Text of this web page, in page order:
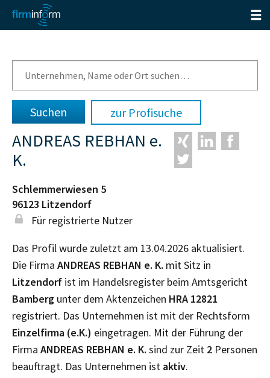
zur Profisuche
ANDREAS REBHAN e.
K.
Schlemmerwiesen 5
96123 Litzendorf
Für registrierte Nutzer
Das Profil wurde zuletzt am 13.04.2026 aktualisiert.
Die Firma ANDREAS REBHAN e. K. mit Sitz in
Litzendorf ist im Handelsregister beim Amtsgericht
Bamberg unter dem Aktenzeichen HRA 12821
registriert. Das Unternehmen ist mit der Rechtsform
Einzelfirma (e.K.) eingetragen. Mit der Führung der
Firma ANDREAS REBHAN e. K. sind zur Zeit 2 Personen
beauftragt. Das Unternehmen ist aktiv.